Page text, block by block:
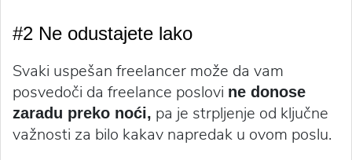
#2 Ne odustajete lako
Svaki uspešan freelancer može da vam
posvedoči da freelance poslovi ne donose
zaradu preko noći, pa je strpljenje od ključne
važnosti za bilo kakav napredak u ovom poslu.